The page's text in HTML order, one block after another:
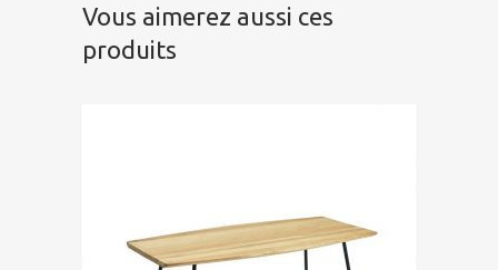
Vous aimerez aussi ces
produits